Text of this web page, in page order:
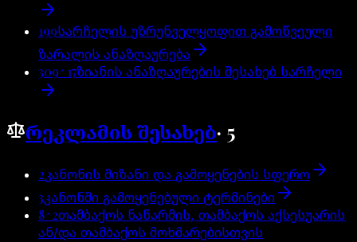
199სარჩელის უზრუნველყოფით გამოწვეული
ზარალის ანაზღაურება
309^17ზიანის ანაზღაურების შესახებ სარჩელი
რეკლამის შესახებ· 5
2კანონის მიზანი და გამოყენების სფერო
3კანონში გამოყენებული ტერმინები
8^2თამბაქოს ნაწარმის, თამბაქოს აქსესუარის
ან/და თამბაქოს მოხმარებისთვის